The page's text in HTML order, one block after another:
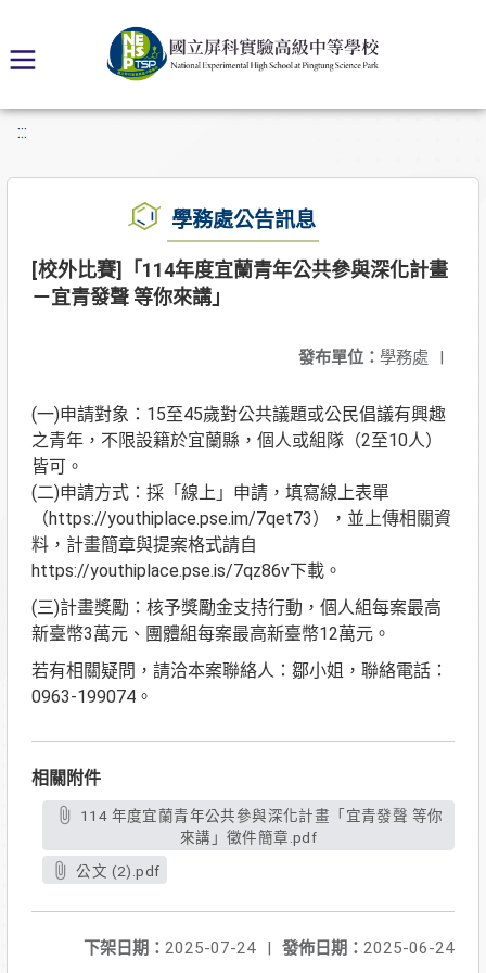
:::
學務處公告訊息
[校外比賽]「114年度宜蘭青年公共參與深化計畫
－宜青發聲 等你來講」
發布單位： 學務處 |
(一)申請對象：15至45歲對公共議題或公民倡議有興趣
之青年，不限設籍於宜蘭縣，個人或組隊（2至10人）
皆可。
(二)申請方式：採「線上」申請，填寫線上表單
（https://youthiplace.pse.im/7qet73），並上傳相關資
料，計畫簡章與提案格式請自
https://youthiplace.pse.is/7qz86v下載。
(三)計畫獎勵：核予獎勵金支持行動，個人組每案最高
新臺幣3萬元、團體組每案最高新臺幣12萬元。
若有相關疑問，請洽本案聯絡人：鄒小姐，聯絡電話：
0963-199074。
相關附件
來講」徵件簡章.pdf
公文 (2).pdf
發佈日期： 2025-06-24
下架日期： 2025-07-24 |